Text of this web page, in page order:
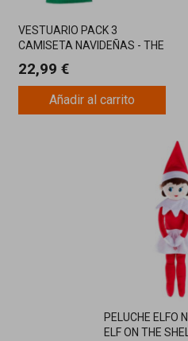
VESTUARIO PACK 3
CAMISETA NAVIDEÑAS - THE
22,99 €
Añadir al carrito
PELUCHE ELFO
ELF ON THE